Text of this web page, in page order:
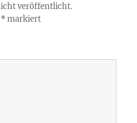
veröffentlicht.
*markiert